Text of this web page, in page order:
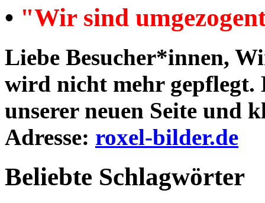
• "Wir sind
Liebe Besucher*innen,
wird nicht mehr gepflegt.
unserer neuen Seite und
Adresse: roxel-bilder.de
Beliebte Schlagwörter